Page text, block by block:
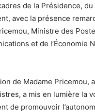
de la Présidence, du
avec la présence
Ministre des
et de l’Économie
de Madame Pricemou,
a mis en lumière la
de promouvoir